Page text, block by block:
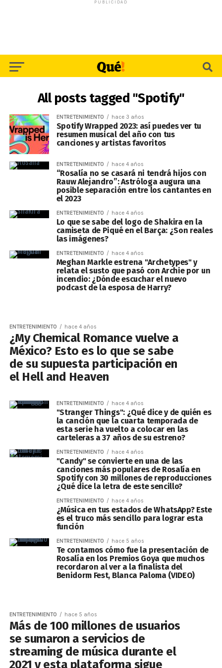
PUBLICIDAD
All posts tagged "Spotify"
ENTRETENIMIENTO hace 3 años
Spotify Wrapped 2023: así puedes ver tu
resumen musical del año con tus
canciones y artistas favoritos
ENTRETENIMIENTO hace 4 años
“Rosalía no se casará ni tendrá hijos con
Rauw Alejandro”: Astróloga augura una
posible separación entre los cantantes en
el 2023
ENTRETENIMIENTO hace 4 años
Lo que se sabe del logo de Shakira en la
camiseta de Piqué en el Barça: ¿Son reales
las imágenes?
ENTRETENIMIENTO hace 4 años
Meghan Markle estrena "Archetypes" y
relata el susto que pasó con Archie por un
incendio: ¿Dónde escuchar el nuevo
podcast de la esposa de Harry?
ENTRETENIMIENTO hace 4 años
¿My Chemical Romance vuelve a
México? Esto es lo que se sabe
de su supuesta participación en
el Hell and Heaven
ENTRETENIMIENTO hace 4 años
"Stranger Things": ¿Qué dice y de quién es
la canción que la cuarta temporada de
esta serie ha vuelto a colocar en las
carteleras a 37 años de su estreno?
ENTRETENIMIENTO hace 4 años
"Candy" se convierte en una de las
canciones más populares de Rosalía en
Spotify con 30 millones de reproducciones
¿Qué dice la letra de este sencillo?
ENTRETENIMIENTO hace 4 años
¿Música en tus estados de WhatsApp? Este
es el truco más sencillo para lograr esta
función
ENTRETENIMIENTO hace 5 años
Te contamos cómo fue la presentación de
Rosalía en los Premios Goya que muchos
recordaron al ver a la finalista del
Benidorm Fest, Blanca Paloma (VIDEO)
ENTRETENIMIENTO hace 5 años
Más de 100 millones de usuarios
se sumaron a servicios de
streaming de música durante el
2021 y esta plataforma sigue